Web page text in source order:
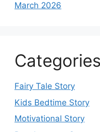
March 2026
Categories
Fairy Tale Story
Kids Bedtime Story
Motivational Story